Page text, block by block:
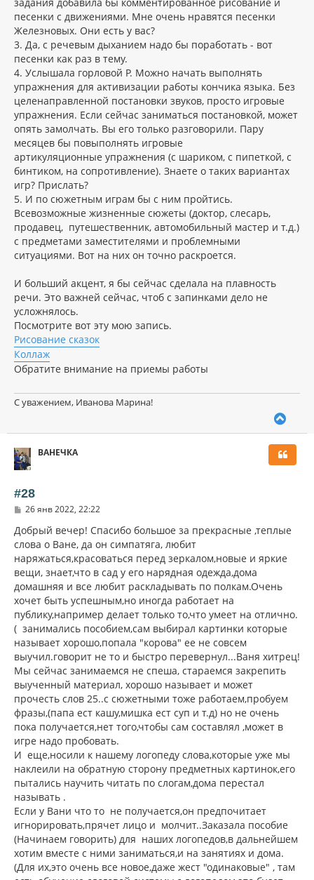
песенки с движениями. Мне очень нравятся песенки
Железновых. Они есть у вас?
3. Да, с речевым дыханием надо бы поработать - вот
песенки как раз в тему.
4. Услышала горловой Р. Можно начать выполнять
упражнения для активизации работы кончика языка. Без
целенаправленной постановки звуков, просто игровые
упражнения. Если сейчас заниматься постановкой, может
опять замолчать. Вы его только разговорили. Пару
месяцев бы повыполнять игровые
артикуляционные упражнения (с шариком, с пипеткой, с
бинтиком, на сопротивление). Знаете о таких вариантах
игр? Прислать?
5. И по сюжетным играм бы с ним пройтись.
Всевозможные жизненные сюжеты (доктор, слесарь,
продавец, путешественник, автомобильный мастер и т.д.)
с предметами заместителями и проблемными
ситуациями. Вот на них он точно раскроется.
И больший акцент, я бы сейчас сделала на плавность
речи. Это важней сейчас, чтоб с запинками дело не
усложнялось.
Посмотрите вот эту мою запись.
Рисование сказок
Коллаж
Обратите внимание на приемы работы
С уважением, Иванова Марина!
у
н
ВАНЕЧКА
#28
С
о
б
щ
е
н
и
е
26 янв 2022, 22:22
Добрый вечер! Спасибо большое за прекрасные ,теплые
слова о Ване, да он симпатяга, любит
наряжаться,красоваться перед зеркалом,новые и яркие
вещи, знает,что в сад у его нарядная одежда,дома
домашняя и все любит раскладывать по полкам.Очень
хочет быть успешным,но иногда работает на
публику,например делает только то,что умеет на отлично.
( занимались пособием,сам выбирал картинки которые
называет хорошо,попала "корова" ее не совсем
выучил.говорит не то и быстро перевернул...Ваня хитрец!
Мы сейчас занимаемся не спеша, стараемся закрепить
выученный материал, хорошо называет и может
прочесть слов 25..с сюжетными тоже работаем,пробуем
фразы,(папа ест кашу,мишка ест суп и т.д) но не очень
пока получается,нет того,чтобы сам составлял ,может в
игре надо пробовать.
И еще,носили к нашему логопеду слова,которые уже мы
наклеили на обратную сторону предметных картинок,его
пытались научить читать по слогам,дома перестал
называть .
Если у Вани что то не получается,он предпочитает
игнорировать,прячет лицо и молчит..Заказала пособие
(Начинаем говорить) для наших логопедов,в дальнейшем
хотим вместе с ними заниматься,и на занятиях и дома.
(Для их,это очень все новое,даже жест "одинаковые" , там